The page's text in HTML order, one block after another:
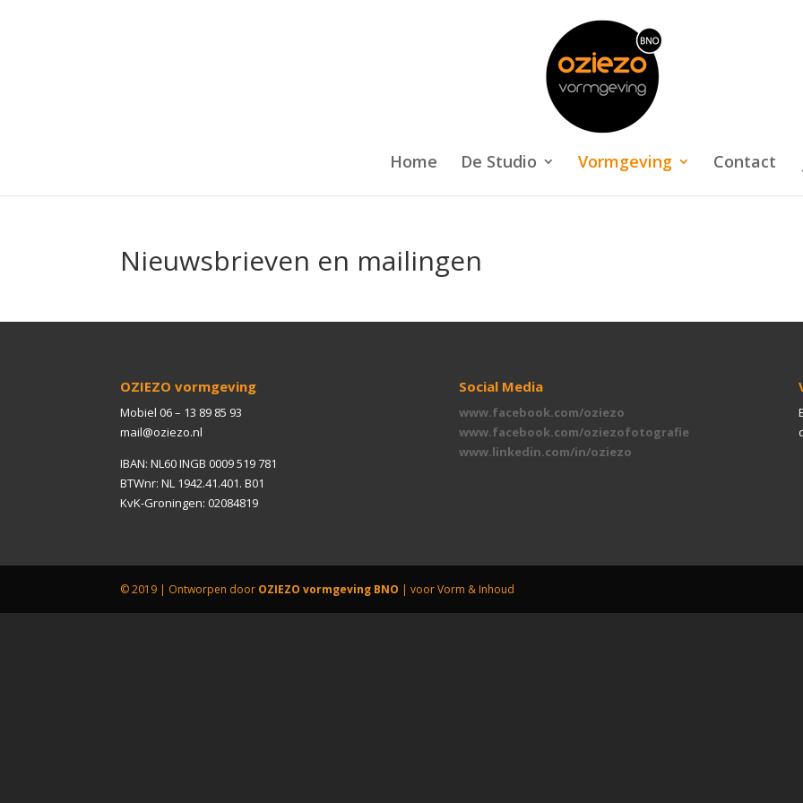
Home De Studio Vormgeving Contact
Nieuwsbrieven en mailingen
OZIEZO vormgeving
Mobiel 06 – 13 89 85 93
mail@oziezo.nl
IBAN: NL60 INGB 0009 519 781
BTWnr: NL 1942.41.401. B01
KvK-Groningen: 02084819
Social Media
www.facebook.com/oziezo
www.facebook.com/oziezofotografie
www.linkedin.com/in/oziezo
© 2019 | Ontworpen door OZIEZO vormgeving BNO | voor Vorm & Inhoud